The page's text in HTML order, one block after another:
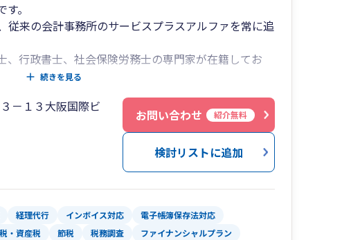
。
従来の会計事務所のサービスプラスアルファを常に追
、行政書士、社会保険労務士の専門家が在籍してお
ンストップサービスの提供を心掛けて、スタッフ全員
ませ。
続きを見る
－１３大阪国際ビ
お問い合わせ 紹介無料
検討リストに追加
経理代行 インボイス対応
電子帳簿保存法対応
・資産税 節税 税務調査
ファイナンシャルプラン